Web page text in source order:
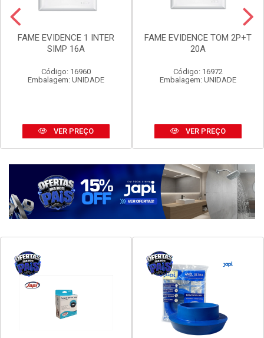
SIMP 16A
Código: 16960
VER PREÇO
20A
Código: 16972
VER PREÇO